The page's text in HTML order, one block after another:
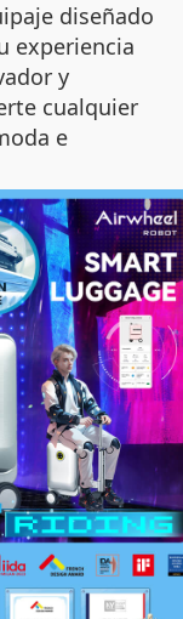
diseñado
experiencia
y
cualquier
e